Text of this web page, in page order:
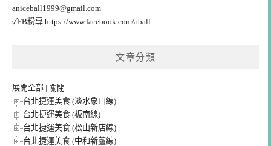
aniceball1999@gmail.com
✓FB粉專 https://www.facebook.com/aball
文章分類
展開全部 | 關閉
台北捷運美食 (淡水象山線)
台北捷運美食 (板南線)
台北捷運美食 (松山新店線)
台北捷運美食 (中和新蘆線)